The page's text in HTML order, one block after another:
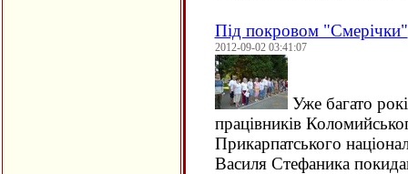
Під покровом "Смерічки"
2012-09-02 03:41:07
Уже багато
працівників
Прикарпатського
Василя Стефаника